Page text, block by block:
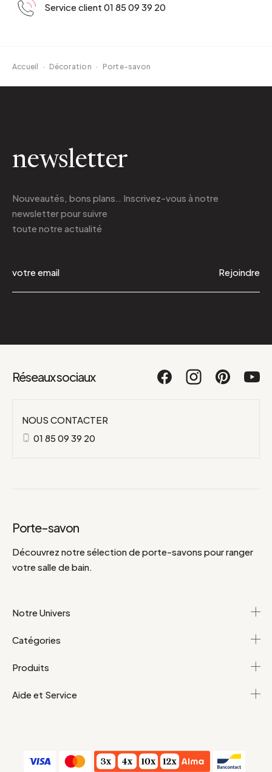
Service client 01 85 09 39 20
Accueil · Décoration · Porte-savon
newsletter
Nouveautés, bons plans.. Inscrivez-vous à notre
newsletterpour suivre
toute notre actualité
Rejoindre
Réseaux sociaux
NOUS CONTACTER
01 85 09 39 20
Porte-savon
Découvrez notre sélection de porte-savons pour ranger
votre salle de bain.
Notre Univers
Catégories
Produits
Aide et Service